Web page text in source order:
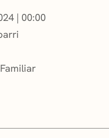
| 00:00